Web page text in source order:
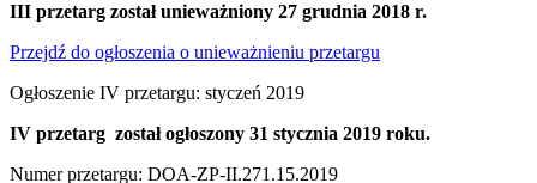
III przetarg został unieważniony 27 grudnia 2018 r.
Przejdź do ogłoszenia o unieważnieniu przetargu
Ogłoszenie IV przetargu: styczeń 2019
IV przetarg został ogłoszony 31 stycznia 2019 roku.
Numer przetargu: DOA-ZP-II.271.15.2019